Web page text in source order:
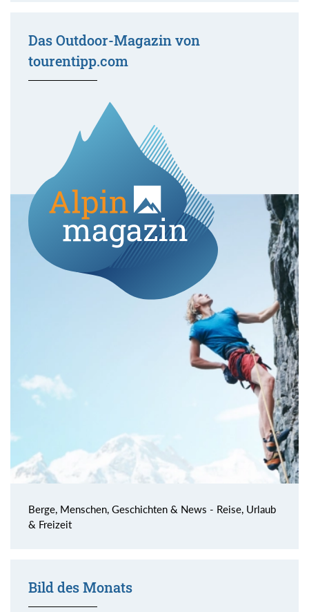
Das Outdoor-Magazin von
tourentipp.com
Berge, Menschen, Geschichten & News - Reise, Urlaub
& Freizeit
Bild des Monats